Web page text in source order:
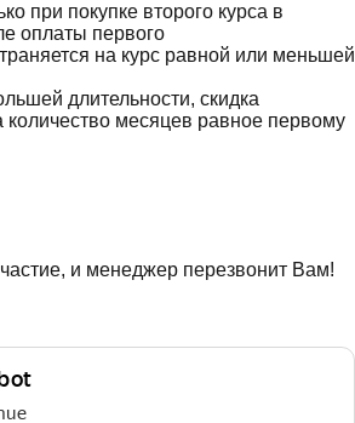
при покупке второго курса в
оплаты первого
на курс равной или меньшей
длительности, скидка
количество месяцев равное первому
и менеджер перезвонит Вам!